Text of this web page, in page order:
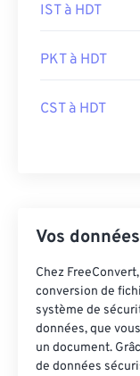
IST à HDT
PKT à HDT
CST à HDT
Vos
Chez
conversion de
système de
données, que
un document.
de données